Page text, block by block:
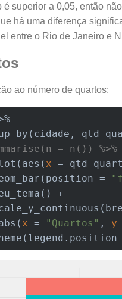
é superior a 0,05, então
há uma diferença
entre o Rio de Janeiro e
ao número de quartos:
= n()) %>%
x =
=
+
x = "Quartos" , y